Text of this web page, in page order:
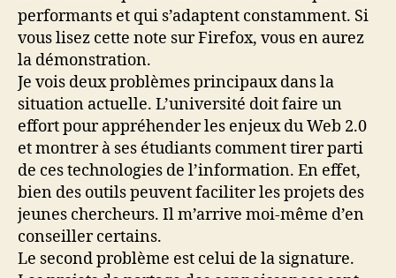
performants et qui s’adaptent constamment. Si
vous lisez cette note sur Firefox, vous en aurez
la démonstration.
Je vois deux problèmes principaux dans la
situation actuelle. L’université doit faire un
effort pour appréhender les enjeux du Web 2.0
et montrer à ses étudiants comment tirer parti
de ces technologies de l’information. En effet,
bien des outils peuvent faciliter les projets des
jeunes chercheurs. Il m’arrive moi-même d’en
conseiller certains.
Le second problème est celui de la signature.